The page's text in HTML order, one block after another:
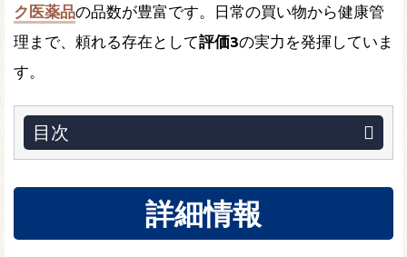
ク医薬品の品数が豊富です。日常の買い物から健康管
理まで、頼れる存在として評価3の実力を発揮していま
す。
目次
詳細情報